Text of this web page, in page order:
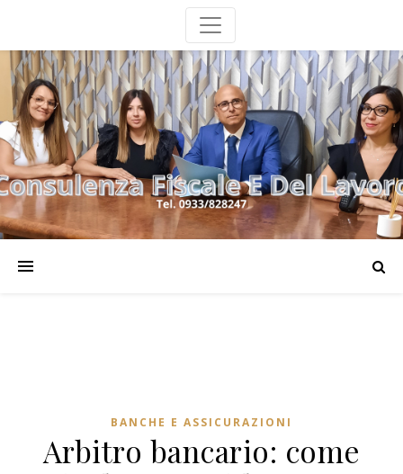
BANCHE E ASSICURAZIONI
Arbitro bancario: come